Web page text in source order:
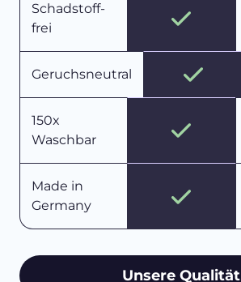
Schadstoff-
frei
Geruchsneutral
150x
Waschbar
Made in
Germany
Unsere Qualität